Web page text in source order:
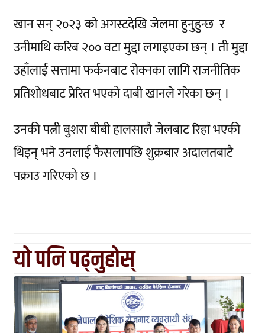
खान सन् २०२३ को अगस्टदेखि जेलमा हुनुहुन्छ र
उनीमाथि करिब २०० वटा मुद्दा लगाइएका छन् । ती मुद्दा
उहाँलाई सत्तामा फर्कनबाट रोक्नका लागि राजनीतिक
प्रतिशोधबाट प्रेरित भएको दाबी खानले गरेका छन् ।
उनकी पत्नी बुशरा बीबी हालसालै जेलबाट रिहा भएकी
थिइन् भने उनलाई फैसलापछि शुक्रबार अदालतबाटै
पक्राउ गरिएको छ ।
यो पनि पढ्नुहोस्